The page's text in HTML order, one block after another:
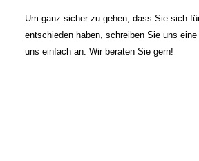
Um ganz sicher zu gehen, dass Sie sich
entschieden haben, schreiben Sie uns
uns einfach an. Wir beraten Sie gern!